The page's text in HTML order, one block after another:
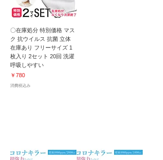
〇在庫処分 特別価格 マス
ク 抗ウイルス 抗菌 立体
在庫あり フリーサイズ 1
枚入り 2セット 20回 洗濯
呼吸しやすい
価格
￥780
消費税込み